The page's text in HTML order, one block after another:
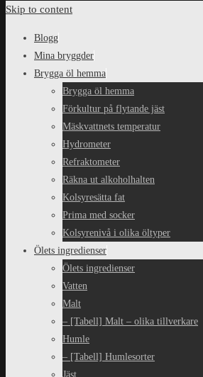
Skip to content
Blogg
Mina bryggder
Brygga öl hemma
Brygga öl hemma
Förkultur på flytande jäst
Mäskvattnets temperatur
Hydrometer
Refraktometer
Räkna ut alkoholhalten
Kolsyresätta fat
Prima med socker
Kolsyrenivå i olika öltyper
Ölets ingredienser
Ölets ingredienser
Vatten
Malt
– [Tabell] Malt – olika tillverkare
Humle
– [Tabell] Humlesorter
Jäst